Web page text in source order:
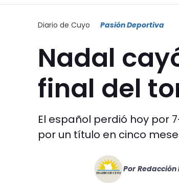
Diario de Cuyo Pasión Deportiva
Nadal
final del
El español perdió hoy por
por un título en cinco
Por Redacción